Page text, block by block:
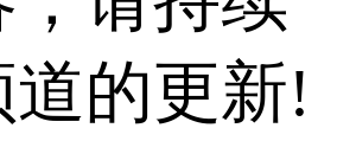
道的更新!